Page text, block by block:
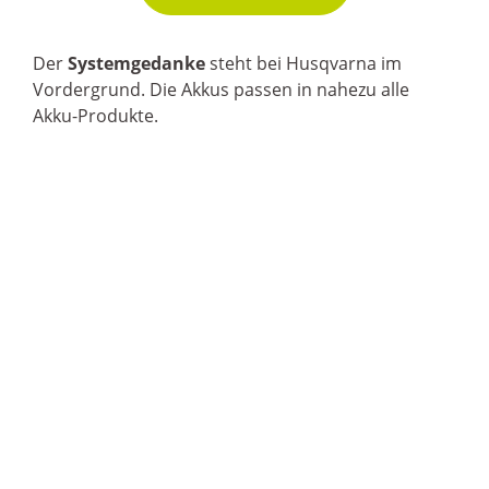
DerSystemgedankesteht bei Husqvarna im
Vordergrund. Die Akkus passen in nahezu alle
Akku-Produkte.